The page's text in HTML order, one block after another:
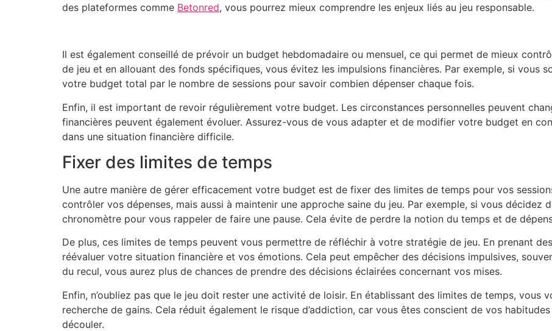
des plateformes comme Betonred, vous pourrez mieux comprendre les enjeux liés au jeu responsable.
Il est également conseillé de prévoir un budget hebdomadaire ou mensuel, ce qui permet de mieux
de jeu et en allouant des fonds spécifiques, vous évitez les impulsions financières. Par exemple, si vous
votre budget total par le nombre de sessions pour savoir combien dépenser chaque fois.
Enfin, il est important de revoir régulièrement votre budget. Les circonstances personnelles peuvent
financières peuvent également évoluer. Assurez-vous de vous adapter et de modifier votre budget en
dans une situation financière difficile.
Fixer des limites de temps
Une autre manière de gérer efficacement votre budget est de fixer des limites de temps pour vos
contrôler vos dépenses, mais aussi à maintenir une approche saine du jeu. Par exemple, si vous décidez
chronomètre pour vous rappeler de faire une pause. Cela évite de perdre la notion du temps et de
De plus, ces limites de temps peuvent vous permettre de réfléchir à votre stratégie de jeu. En prenant
réévaluer votre situation financière et vos émotions. Cela peut empêcher des décisions impulsives,
du recul, vous aurez plus de chances de prendre des décisions éclairées concernant vos mises.
Enfin, n’oubliez pas que le jeu doit rester une activité de loisir. En établissant des limites de temps, vous
recherche de gains. Cela réduit également le risque d’addiction, car vous êtes conscient de vos
découler.